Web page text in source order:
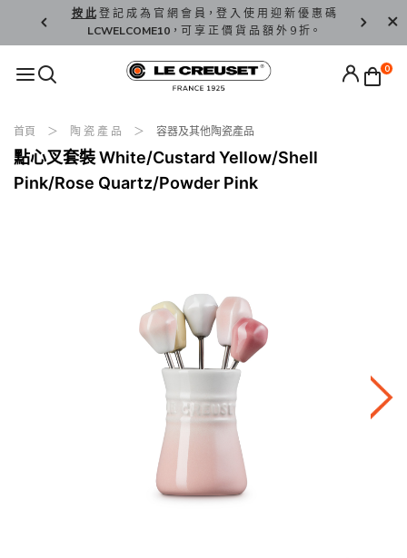
按 此登 記 成 為 官 網 會 員，登 入 使 用 迎 新 優 惠 碼
LCWELCOME10，可 享 正 價 貨 品 額 外 9 折。
香 港 / 澳
0
首頁 陶 瓷 產 品 容器及其他陶瓷產品
點心叉套裝 White/Custard Yellow/Shell
Pink/Rose Quartz/Powder Pink